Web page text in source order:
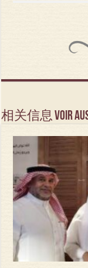
相关信息 Voir